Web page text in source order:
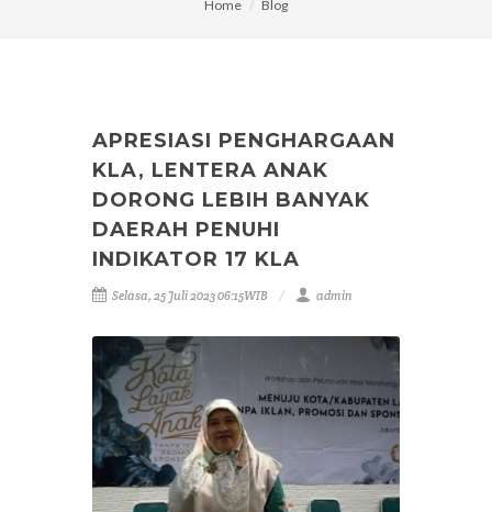
Home Blog
APRESIASI PENGHARGAAN
KLA, LENTERA ANAK
DORONG LEBIH BANYAK
DAERAH PENUHI
INDIKATOR 17 KLA
Selasa, 25 Juli 2023 06:15WIB admin